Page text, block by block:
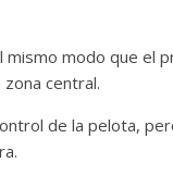
modo que el
central.
de la pelota,